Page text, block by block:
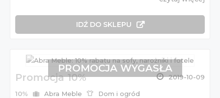
IDŹ DO SKLEPU
Promocja 10% 2019-10-09
10% Abra Meble Dom i ogród
PROMOCJA WYGASŁA